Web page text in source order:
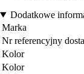
Dodatkowe
Marka
Nr referencyjny
Kolor
Kolor